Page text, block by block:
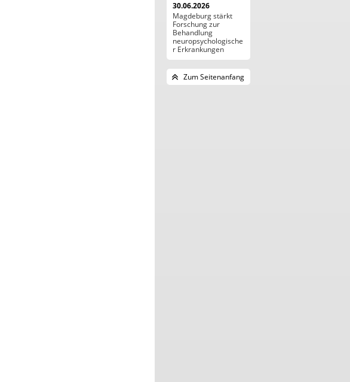
30.06.2026
Magdeburg stärkt
Forschung zur
Behandlung
neuropsychologische
r Erkrankungen
Zum Seitenanfang